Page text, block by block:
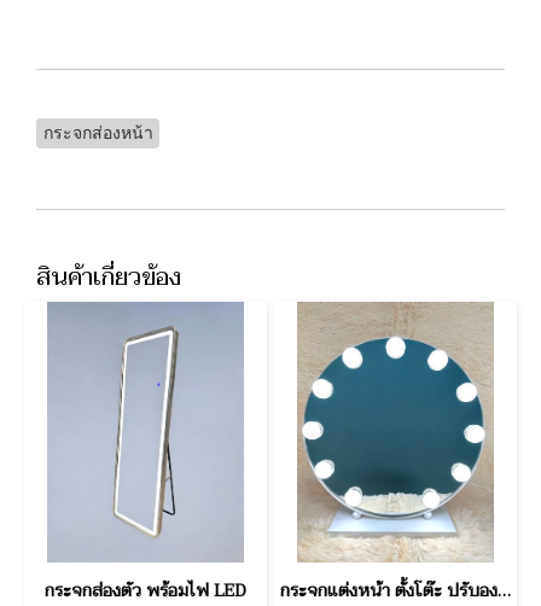
กระจกส่องหน้า
สินค้าเกี่ยวข้อง
กระจกส่องตัว พร้อมไฟ LED กระจกแต่งหน้า ตั้งโต๊ะ ปรับองศาได้ พร้อมไฟ LED